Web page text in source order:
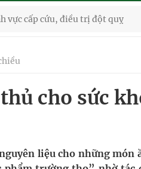
vực cấp cứu, điều trị đột quỵ
rải rác.
triển nguồn nhân lực thời kỳ mới
Slimaura Care x3 trên 2 sàn
cho sức
liệu cho những món